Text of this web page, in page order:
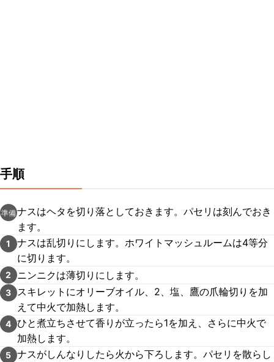
手順
準備ナスはヘタを切り落としておきます。パセリは刻んでおき
ます。
1
ナスは乱切りにします。ホワイトマッシュルームは4等分
に切ります。
2 ニンニクは薄切りにします。
3
スキレットにオリーブオイル、2、塩、鷹の爪輪切りを加
えて中火で加熱します。
4 ひと煮立ちさせて香りが立ったら1を加え、さらに中火で
加熱します。
5 ナスがしんなりしたら火から下ろします。パセリを散らし